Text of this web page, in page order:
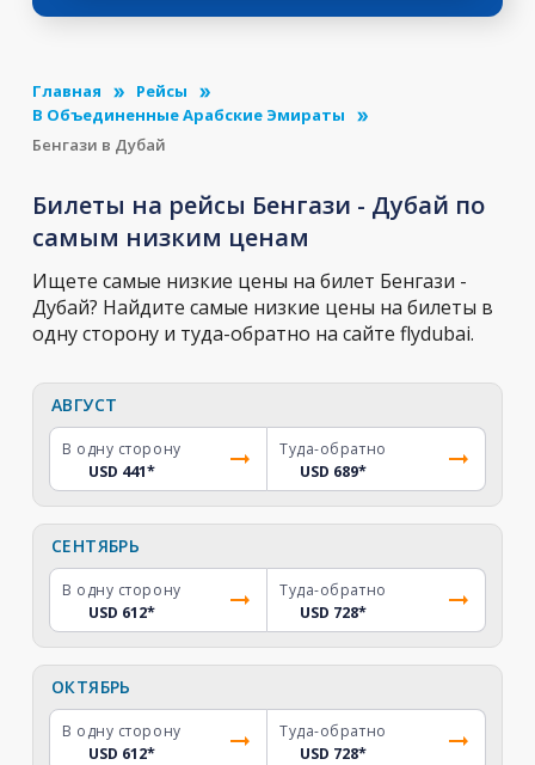
Главная
Рейсы
В Объединенные Арабские Эмираты
Бенгази в Дубай
Билеты на рейсы Бенгази - Дубай по
самым низким ценам
Ищете самые низкие цены на билет Бенгази -
Дубай? Найдите самые низкие цены на билеты в
одну сторону и туда-обратно на сайте flydubai.
АВГУСТ
В одну сторону
USD 441*
Туда-обратно
USD 689*
СЕНТЯБРЬ
В одну сторону
USD 612*
Туда-обратно
USD 728*
ОКТЯБРЬ
В одну сторону
USD 612*
Туда-обратно
USD 728*